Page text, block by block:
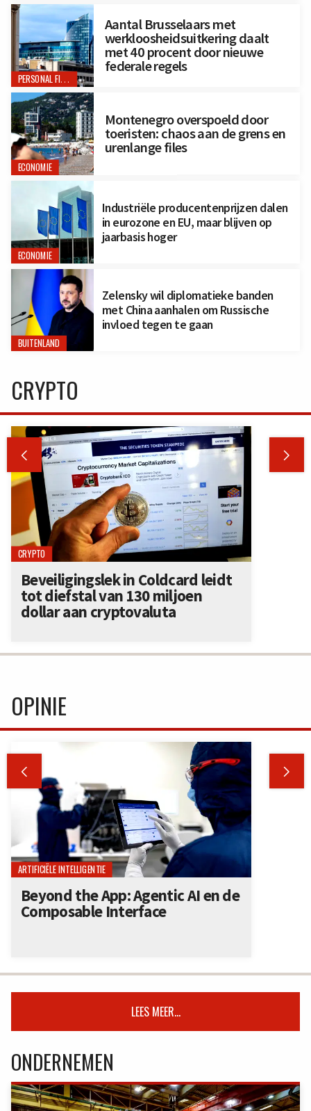
PERSONAL FINANCE
Aantal Brusselaars met
werkloosheidsuitkering daalt
met 40 procent door nieuwe
federale regels
ECONOMIE
Montenegro overspoeld door
toeristen: chaos aan de grens en
urenlange files
ECONOMIE
Industriële producentenprijzen dalen
in eurozone en EU, maar blijven op
jaarbasis hoger
BUITENLAND
Zelensky wil diplomatieke banden
met China aanhalen om Russische
invloed tegen te gaan
CRYPTO
 
CRYPTO
Beveiligingslek in Coldcard leidt
tot diefstal van 130 miljoen
dollar aan cryptovaluta
OPINIE
 
ARTIFICIËLE INTELLIGENTIE
Beyond the App: Agentic AI en de
Composable Interface
LEES MEER...
ONDERNEMEN